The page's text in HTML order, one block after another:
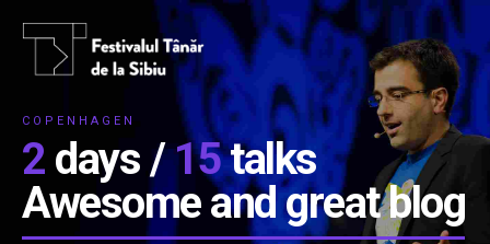
COPENHAGEN
2 days /15talks
Awesome and great blog